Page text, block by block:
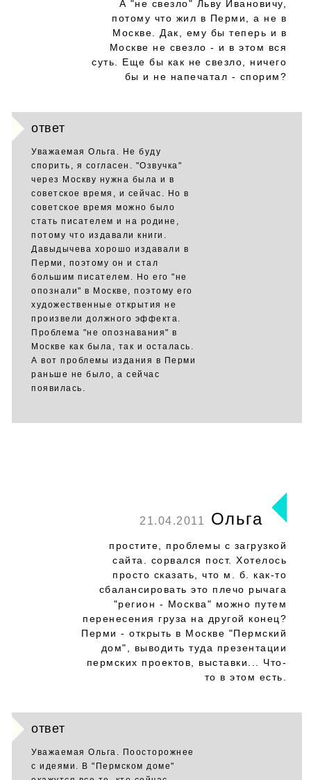
А "не свезло" Льву Ивановичу,
потому что жил в Перми, а не в
Москве. Дак, ему бы теперь и в
Москве не свезло - и в этом вся
суть. Еще бы как не свезло, ничего
бы и не напечатал - спорим?
ответ
Уважаемая Ольга. Не буду
спорить, я согласен. "Озвучка"
через Москву нужна была и в
советское время, и сейчас. Но в
советское время можно было
стать писателем и на родине,
потому что издавали книги.
Давыдычева хорошо издавали в
Перми, поэтому он и стал
большим писателем. Но его "не
опознали" в Москве, поэтому его
художественные открытия не
произвели должного эффекта.
Проблема "не опознавания" в
Москве как была, так и осталась.
А вот проблемы издания в Перми
раньше не было, а сейчас
появилась.
21.04.2011 Ольга
простите, проблемы с загрузкой
сайта. сорвался пост. Хотелось
просто сказать, что м. б. как-то
сбалансировать это плечо рычага
"регион - Москва" можно путем
перенесения груза на другой конец?
Перми - открыть в Москве "Пермский
дом", выводить туда презентации
пермских проектов, выставки... Что-
то в этом есть.
ответ
Уважаемая Ольга. Поосторожнее
с идеями. В "Пермском доме"